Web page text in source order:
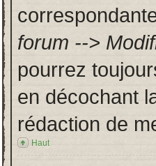
forum -->
pourrez
en décochant
rédaction de
Haut